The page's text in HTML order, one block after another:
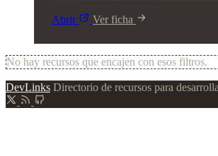
Abrir Ver ficha
No hay recursos que encajen con esos filtros.
DevLinks Directorio de recursos para